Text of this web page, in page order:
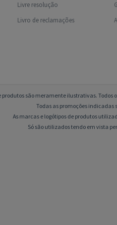
Livre resolução
Livro de reclamações
produtos são meramente ilustrativas.
Todas as promoções
As marcas e logótipos de produtos
Só são utilizados tendo em vista